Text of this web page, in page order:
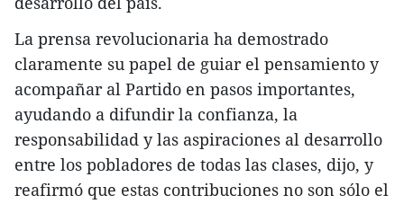
La prensa revolucionaria ha demostrado
claramente su papel de guiar el pensamiento y
acompañar al Partido en pasos importantes,
ayudando a difundir la confianza, la
responsabilidad y las aspiraciones al desarrollo
entre los pobladores de todas las clases, dijo, y
reafirmó que estas contribuciones no son sólo el